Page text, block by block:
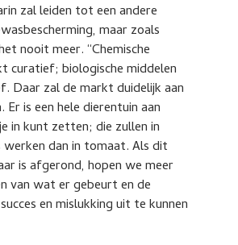
zal leiden tot een andere
maar zoals
nooit meer. “Chemische
curatief; biologische middelen
Daar zal de markt duidelijk aan
is een hele dierentuin aan
in kunt zetten; die zullen in
werken dan in tomaat. Als dit
is afgerond, hopen we meer
van wat er gebeurt en de
en mislukking uit te kunnen